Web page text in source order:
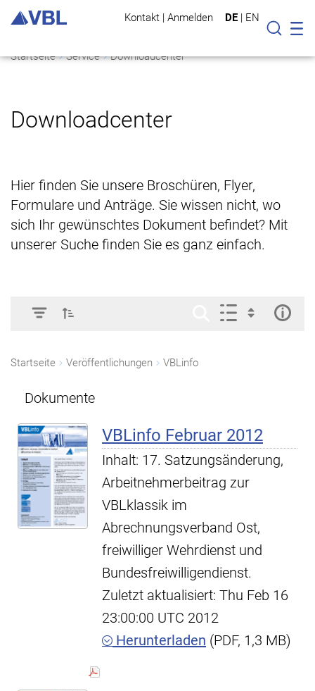
Kontakt | Anmelden DE | EN
Suche
Startseite Service Downloadcenter
Downloadcenter
Hier finden Sie unsere Broschüren, Flyer,
Formulare und Anträge. Sie wissen nicht, wo
sich Ihr gewünschtes Dokument befindet? Mit
unserer Suche finden Sie es ganz einfach.
Startseite Veröffentlichungen VBLinfo
Dokumente
VBLinfo Februar 2012
Inhalt: 17. Satzungsänderung,
Arbeitnehmerbeitrag zur
VBLklassik im
Abrechnungsverband Ost,
freiwilliger Wehrdienst und
Bundesfreiwilligendienst.
Zuletzt aktualisiert: Thu Feb 16
23:00:00 UTC 2012
Herunterladen (PDF, 1,3 MB)